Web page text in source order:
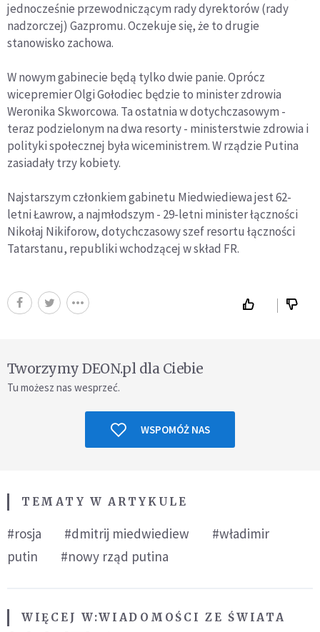
jednocześnie przewodniczącym rady dyrektorów (rady
nadzorczej) Gazpromu. Oczekuje się, że to drugie
stanowisko zachowa.
W nowym gabinecie będą tylko dwie panie. Oprócz
wicepremier Olgi Gołodiec będzie to minister zdrowia
Weronika Skworcowa. Ta ostatnia w dotychczasowym -
teraz podzielonym na dwa resorty - ministerstwie zdrowia i
polityki społecznej była wiceministrem. W rządzie Putina
zasiadały trzy kobiety.
Najstarszym członkiem gabinetu Miedwiediewa jest 62-
letni Ławrow, a najmłodszym - 29-letni minister łączności
Nikołaj Nikiforow, dotychczasowy szef resortu łączności
Tatarstanu, republiki wchodzącej w skład FR.
Tworzymy DEON.pl dla Ciebie
Tu możesz nas wesprzeć.
WSPOMÓŻ NAS
TEMATY W ARTYKULE
#rosja #dmitrij miedwiediew
#władimir
putin
#nowy rząd putina
WIĘCEJ W:WIADOMOŚCI ZE ŚWIATA